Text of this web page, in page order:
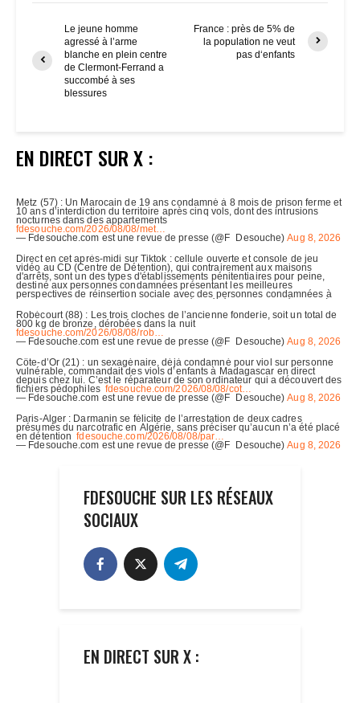
Le jeune homme
agressé à l’arme
blanche en plein centre
de Clermont-Ferrand a
succombé à ses
blessures
France : près de 5% de
la population ne veut
pas d‘enfants
EN DIRECT SUR X :
FDESOUCHE SUR LES RÉSEAUX
SOCIAUX
EN DIRECT SUR X :